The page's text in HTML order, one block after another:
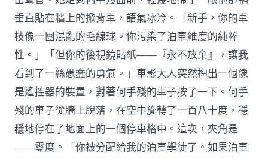
垂直貼在牆上的掀背車，語氣冰冷。「新手，你的車
技像一團混亂的毛線球。你污染了泊車維度的純粹
性。」「但你的後視鏡貼紙——『永不放棄』，讓我
看到了一絲愚蠢的勇氣。」車影大人突然掏出一個像
是遙控器的裝置，對著何手殘的車子按了一下。何手
殘的車子從牆上脫落，在空中旋轉了一百八十度，穩
穩地停在了地面上的一個停車格中。這次，夾角是
——零度。「你被分配給我的泊車學徒了。如果泊車